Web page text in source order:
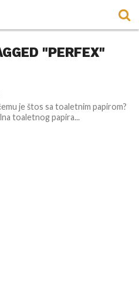
"PERFEX"
je štos sa toaletnim papirom?
toaletnog papira...